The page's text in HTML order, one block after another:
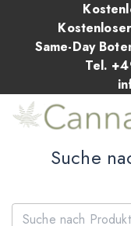
Same-Day
Tel.
Suche